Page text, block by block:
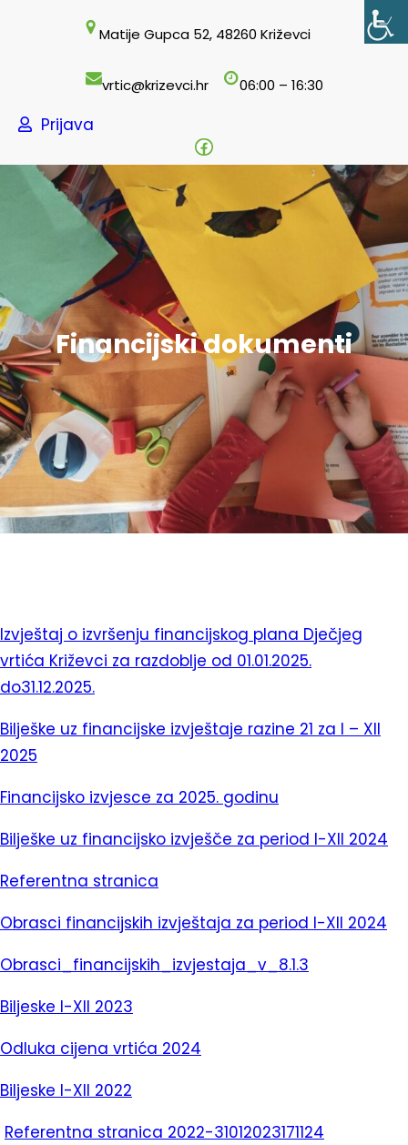
Matije Gupca 52, 48260 Križevci
vrtic@krizevci.hr 06:00 – 16:30
Prijava
Facebook
Financijski dokumenti
Izvještaj o izvršenju financijskog plana Dječjeg
vrtića Križevci za razdoblje od 01.01.2025.
do31.12.2025.
Bilješke uz financijske izvještaje razine 21 za I – XII
2025
Financijsko izvjesce za 2025. godinu
Bilješke uz financijsko izvješče za period I-XII 2024
Referentna stranica
Obrasci financijskih izvještaja za period I-XII 2024
Obrasci_financijskih_izvjestaja_v_8.1.3
Biljeske I-XII 2023
Odluka cijena vrtića 2024
Biljeske I-XII 2022
Referentna stranica 2022-31012023171124